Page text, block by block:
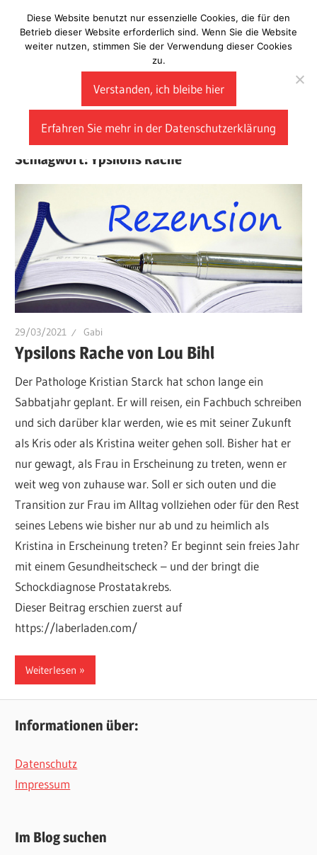
Inhalt
springen
Laberladen
Schlagwort: Ypsilons Rache
29/03/2021 Gabi
Ypsilons Rache von Lou Bihl
Der Pathologe Kristian Starck hat schon lange ein
Sabbatjahr geplant. Er will reisen, ein Fachbuch schreiben
und sich darüber klar werden, wie es mit seiner Zukunft
als Kris oder als Kristina weiter gehen soll. Bisher hat er
nur gewagt, als Frau in Erscheinung zu treten, wenn er
weit weg von zuhause war. Soll er sich outen und die
Transition zur Frau im Alltag vollziehen oder für den Rest
seines Lebens wie bisher nur ab und zu heimlich als
Kristina in Erscheinung treten? Er beginnt sein freies Jahr
mit einem Gesundheitscheck – und der bringt die
Schockdiagnose Prostatakrebs.
Dieser Beitrag erschien zuerst auf
https://laberladen.com/
Weiterlesen
Informationen über:
Datenschutz
Impressum
Im Blog suchen
Diese Website benutzt nur essenzielle Cookies, die für den
Betrieb dieser Website erforderlich sind. Wenn Sie die Website
weiter nutzen, stimmen Sie der Verwendung dieser Cookies
zu.
Verstanden, ich bleibe hier
Erfahren Sie mehr in der Datenschutzerklärung